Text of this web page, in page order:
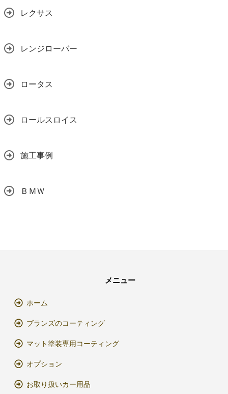
レクサス
レンジローバー
ロータス
ロールスロイス
施工事例
ＢＭＷ
メニュー
ホーム
ブランズのコーティング
マット塗装専用コーティング
オプション
お取り扱いカー用品